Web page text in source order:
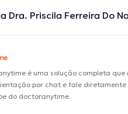
Dra. Priscila Ferreira Do
é uma solução completa que
por chat e fale
do doctoranytime.